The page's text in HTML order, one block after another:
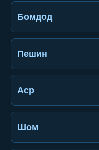
Бомдод
Пешин
Аср
Шом